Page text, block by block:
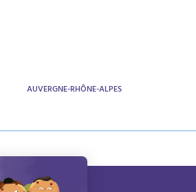
AUVERGNE-RHÔNE-ALPES